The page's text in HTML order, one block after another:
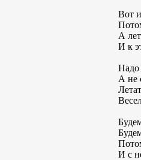
Вот
А
И к
Надо
А не
И с